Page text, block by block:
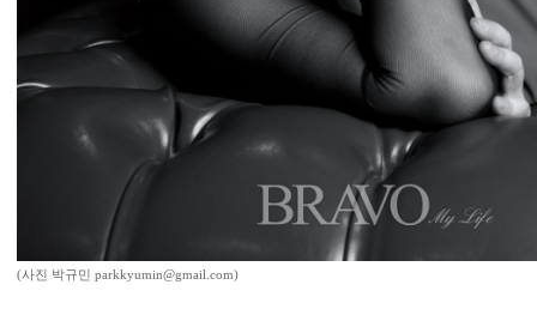
(사진 박규민 parkkyumin@gmail.com)